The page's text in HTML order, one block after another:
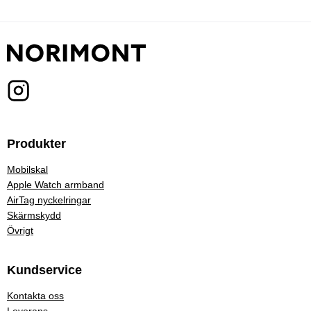
Produkter
Mobilskal
Apple Watch armband
AirTag nyckelringar
Skärmskydd
Övrigt
Kundservice
Kontakta oss